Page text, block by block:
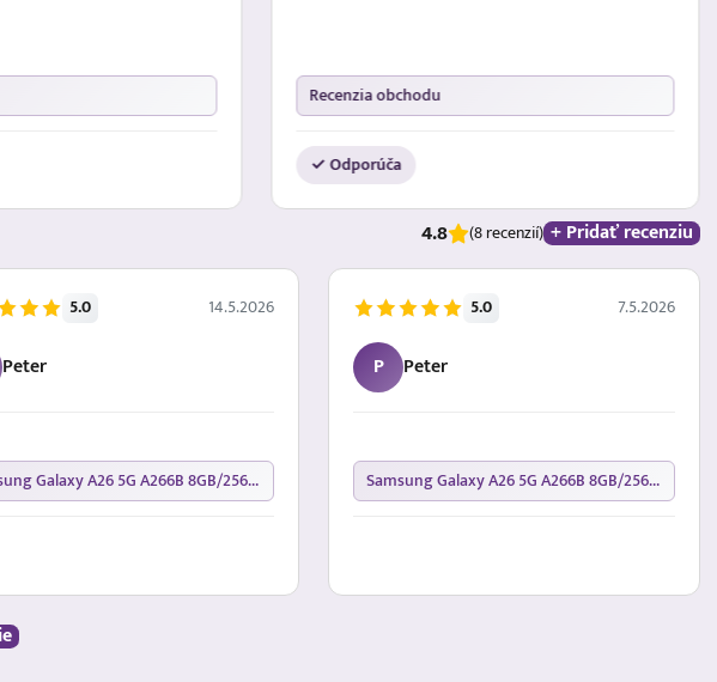
Recenzia obchodu
✓ Odporúča
4.8 (8 recenzií) + Pridať recenziu
5.0 14.5.2026
Peter
Samsung Galaxy A26 5G A266B 8GB/256GB Black
5.0 7.5.2026
P Peter
Samsung Galaxy A26 5G A266B 8GB/256GB Black